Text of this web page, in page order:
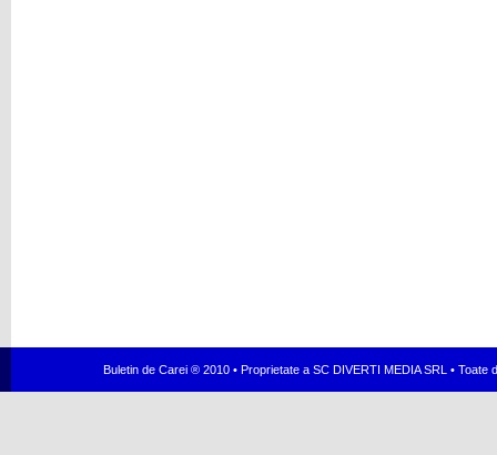
Buletin de Carei ® 2010 • Proprietate a SC DIVERTI MEDIA SRL •